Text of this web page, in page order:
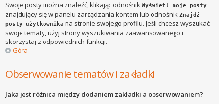
Swoje posty można znaleźć, klikając odnośnikWyświetl moje posty
znajdujący się w panelu zarządzania kontem lub odnośnikZnajdź
posty użytkownika na stronie swojego profilu. Jeśli chcesz wyszukać
swoje tematy, użyj strony wyszukiwania zaawansowanego i
skorzystaj z odpowiednich funkcji.
Góra
Obserwowanie tematów i zakładki
Jaka jest różnica między dodaniem zakładki a obserwowaniem?